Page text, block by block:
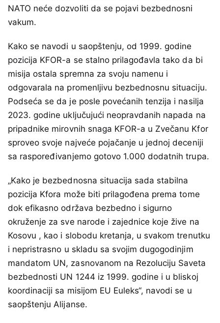
NATO neće dozvoliti da se pojavi bezbednosni
vakum.
Kako se navodi u saopštenju, od 1999. godine
pozicija KFOR-a se stalno prilagođavla tako da bi
misija ostala spremna za svoju namenu i
odgovarala na promenljivu bezbednosnu situaciju.
Podseća se da je posle povećanih tenzija i nasilja
2023. godine uključujući neopravdanih napada na
pripadnike mirovnih snaga KFOR-a u Zvečanu Kfor
sproveo svoje najveće pojačanje u jednoj deceniji
sa raspoređivanjemo gotovo 1.000 dodatnih trupa.
„Kako je bezbednosna situacija sada stabilna
pozicija Kfora može biti prilagođena prema tome
dok efikasno održava bezbedno i sigurno
okruženje za sve narode i zajednice koje žive na
Kosovu , kao i slobodu kretanja, u svakom trenutku
i nepristrasno u skladu sa svojim dugogodinjim
mandatom UN, zasnovanom na Rezoluciju Saveta
bezbednosti UN 1244 iz 1999. godine i u bliskoj
koordinaciji sa misijom EU Euleks“, navodi se u
saopštenju Alijanse.